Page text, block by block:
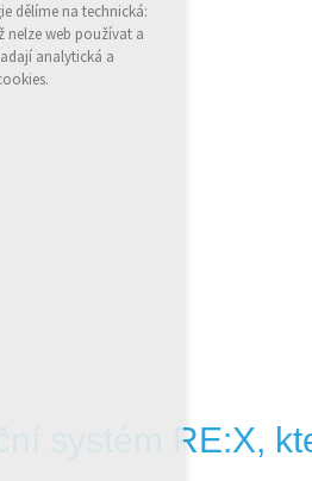
systém RE:X,
dělíme na technická:
nelze web používat a
analytická a